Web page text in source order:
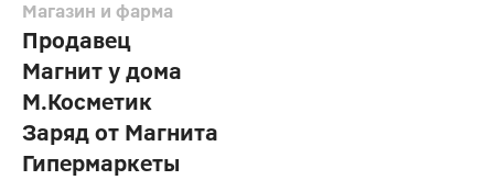
Магазин и фарма
Продавец
Магнит у дома
М.Косметик
Заряд от Магнита
Гипермаркеты